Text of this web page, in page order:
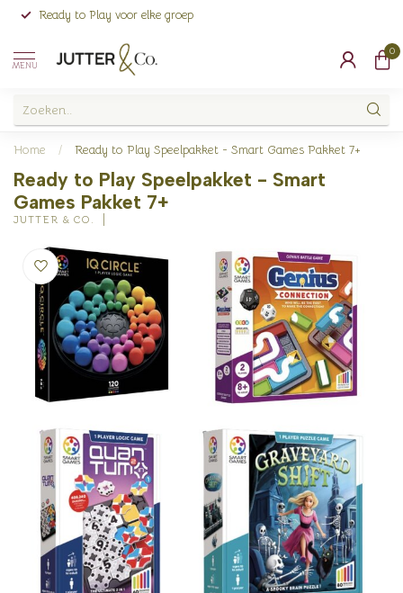
Ready to Play voor elke groep
MENU
0
Home / Ready to Play Speelpakket - Smart Games Pakket 7+
Ready to Play Speelpakket - Smart
Games Pakket 7+
JUTTER & CO.